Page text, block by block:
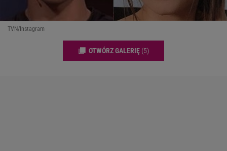
TVN/Instagram
OTWÓRZ GALERIĘ (5)